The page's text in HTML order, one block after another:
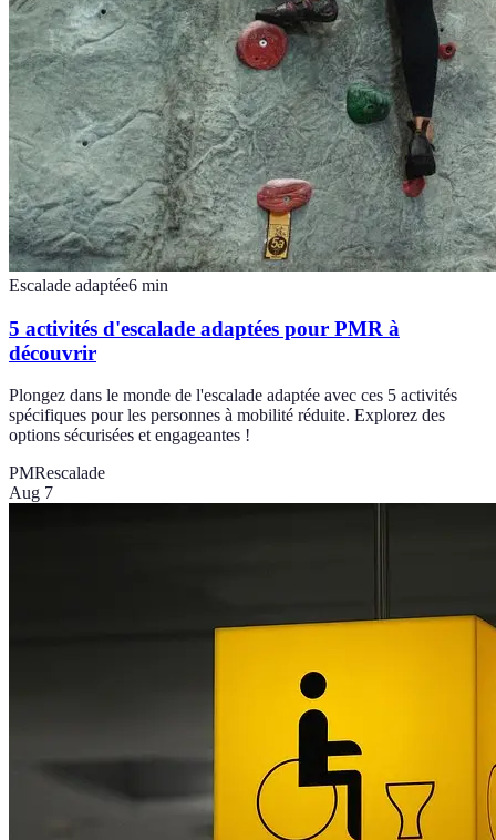
Escalade adaptée6 min
5 activités d'escalade adaptées pour PMR à
découvrir
Plongez dans le monde de l'escalade adaptée avec ces 5 activités
spécifiques pour les personnes à mobilité réduite. Explorez des
options sécurisées et engageantes !
PMRescalade
Aug 7